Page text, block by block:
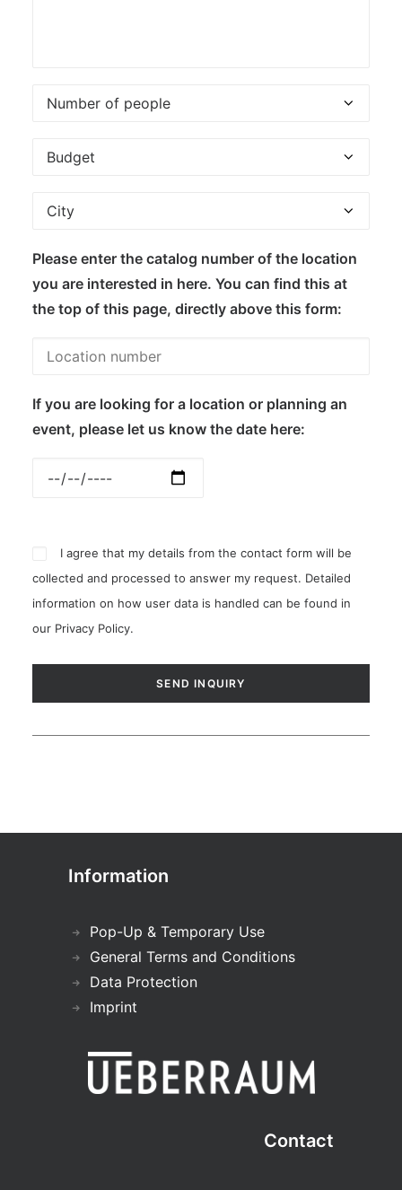
Please enter the catalog number of the location
you are interested in here. You can find this at
the top of this page, directly above this form:
If you are looking for a location or planning an
event, please let us know the date here:
I agree that my details from the contact form will be
collected and processed to answer my request. Detailed
information on how user data is handled can be found in
our Privacy Policy.
Information
Pop-Up & Temporary Use
General Terms and Conditions
Data Protection
Imprint
Contact